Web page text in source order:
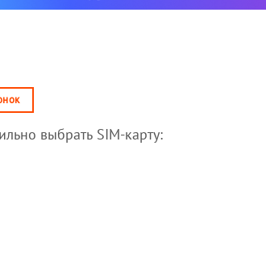
выбрать SIM-карту: